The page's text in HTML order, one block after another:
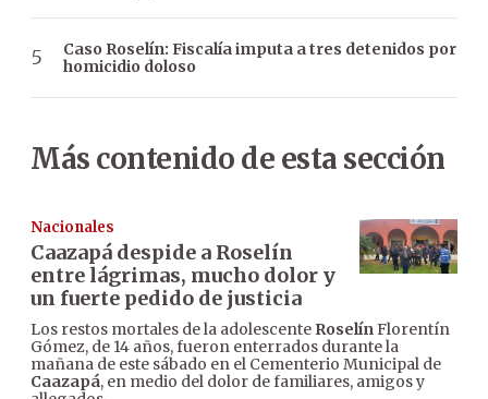
Caso Roselín: Fiscalía imputa a tres detenidos por
homicidio doloso
Más contenido de esta sección
Nacionales
Caazapá despide a Roselín
entre lágrimas, mucho dolor y
un fuerte pedido de justicia
Los restos mortales de la adolescente RoselínFlorentín
Gómez, de 14 años, fueron enterrados durante la
mañana de este sábado en el Cementerio Municipal de
Caazapá, en medio del dolor de familiares, amigos y